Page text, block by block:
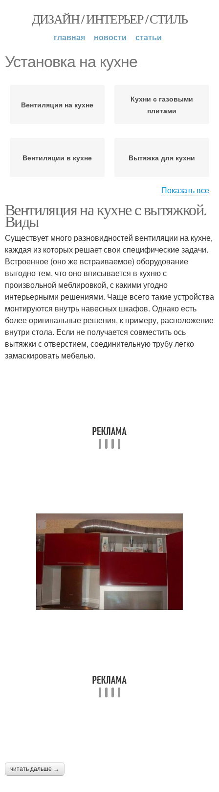
ДИЗАЙН / ИНТЕРЬЕР / СТИЛЬ
главная новости статьи
Установка на кухне
Вентиляция на кухне
Кухни с газовыми
плитами
Вентиляции в кухне Вытяжка для кухни
Вытяжки на кухне Вытяжки для кухни
Вытяжка на кухне
Показать все
Вентиляция на кухне с вытяжкой.
Виды
Существует много разновидностей вентиляции на кухне,
каждая из которых решает свои специфические задачи.
Встроенное (оно же встраиваемое) оборудование
выгодно тем, что оно вписывается в кухню с
произвольной меблировкой, с какими угодно
интерьерными решениями. Чаще всего такие устройства
монтируются внутрь навесных шкафов. Однако есть
более оригинальные решения, к примеру, расположение
внутри стола. Если не получается совместить ось
вытяжки с отверстием, соединительную трубу легко
замаскировать мебелью.
читать дальше →